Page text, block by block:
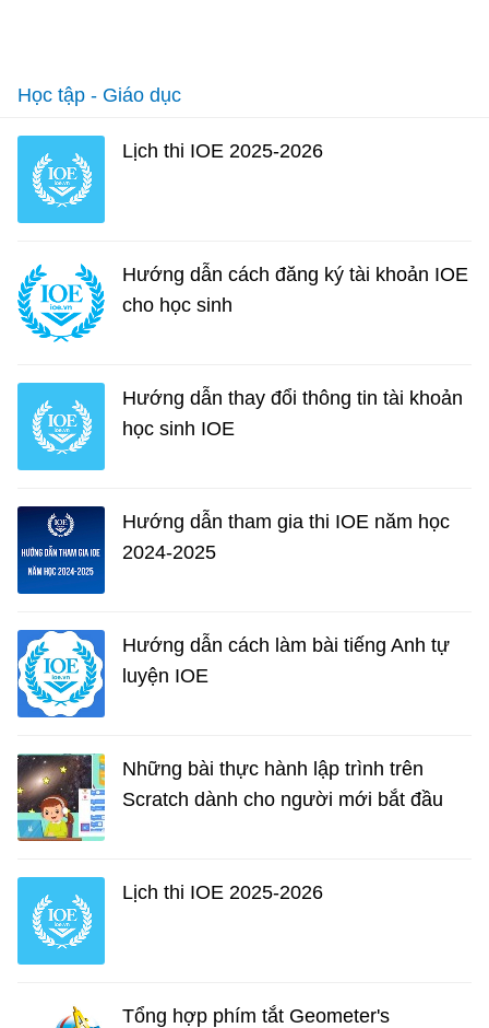
Học tập - Giáo dục
Lịch thi IOE 2025-2026
Hướng dẫn cách đăng ký tài khoản IOE
cho học sinh
Hướng dẫn thay đổi thông tin tài khoản
học sinh IOE
Hướng dẫn tham gia thi IOE năm học
2024-2025
Hướng dẫn cách làm bài tiếng Anh tự
luyện IOE
Những bài thực hành lập trình trên
Scratch dành cho người mới bắt đầu
Lịch thi IOE 2025-2026
Tổng hợp phím tắt Geometer's